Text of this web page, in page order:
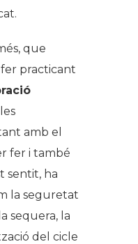
que
fer practicant
amb el
fer i també
sentit, ha
la seguretat
sequera, la
del cicle